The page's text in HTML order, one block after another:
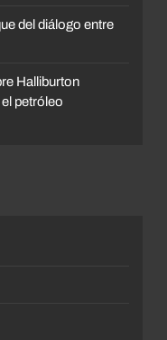
del diálogo entre
Halliburton
petróleo